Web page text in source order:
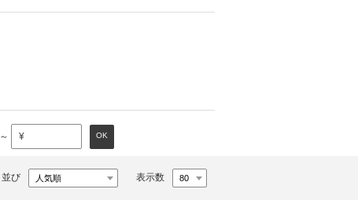
～ ¥ OK
並び 表示数